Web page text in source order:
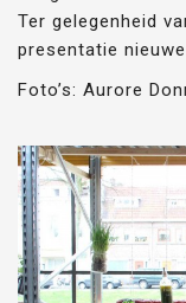
Ter gelegenheid
presentatie
Foto’s: Aurore